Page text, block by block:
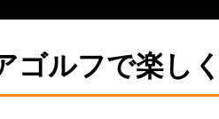
ゴルフで楽し